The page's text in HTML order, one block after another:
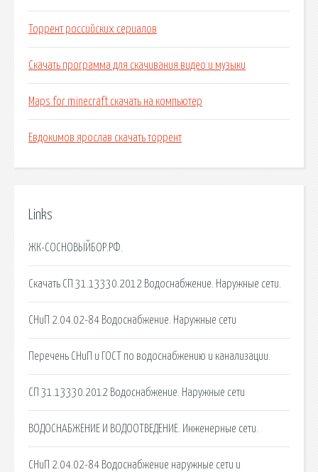
Торрент российских сериалов
Скачать программа для скачивания видео и музыки
Maps for minecraft скачать на компьютер
Евдокимов ярослав скачать торрент
Links
ЖК-СОСНОВЫЙБОР.РФ.
Скачать СП 31.13330.2012 Водоснабжение. Наружные сети.
СНиП 2.04.02-84 Водоснабжение. Наружные сети
Перечень СНиП и ГОСТ по водоснабжению и канализации.
СП 31.13330.2012 Водоснабжение. Наружные сети
ВОДОСНАБЖЕНИЕ И ВОДООТВЕДЕНИЕ. Инженерные сети.
СНиП 2.04.02-84 Водоснабжение наружные сети и